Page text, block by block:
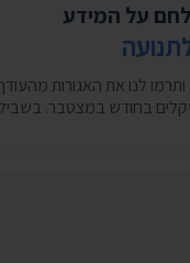
על המידע